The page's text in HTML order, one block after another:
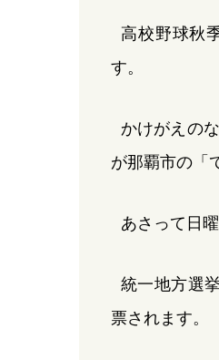
o
a
高校野球秋
す。
かけがえの
が那覇市の「
あさって日
統一地方選
票されます。